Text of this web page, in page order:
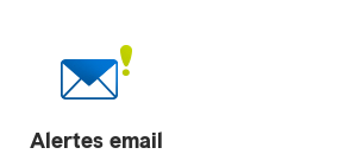
Alertes email